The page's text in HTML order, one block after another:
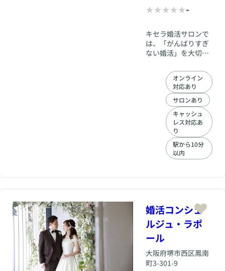
-
キセラ婚活サロンで
は、「がんばりすぎ
ない婚活」を大切に
ときに不安や迷いを
感じるもの。だから
こそ私たちは、一人
ひとりの気持ちに寄
り添い、安心して進
められる環境づくり
を心がけています。
無理に急がすことは
ありません。あなた
のペースを尊重しな
気持ちが揺れるとき
も、そっと支えなが
ら一緒に進んでいき
ます。アドバイザ
は、ただ結果を追う
のではなく、「心が
満たされるご縁」を
オンライン
対応あり
サロンあり
キャッシュ
レス対応あ
り
駅から10分
以内
婚活コンシェ
ルジュ・ラポ
ール
大阪府堺市西区鳳南
町3-301-9